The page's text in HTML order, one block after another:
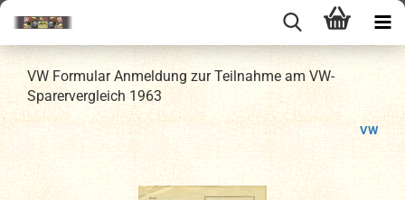
VW Formular Anmeldung zur Teilnahme am VW-
Sparervergleich 1963
VW